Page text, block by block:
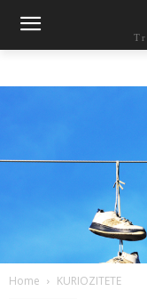
Home KURIOZITETE